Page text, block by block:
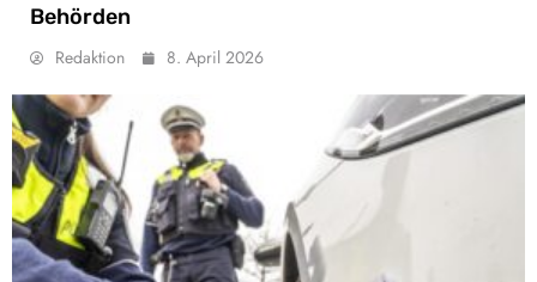
Behörden
Redaktion 8. April 2026